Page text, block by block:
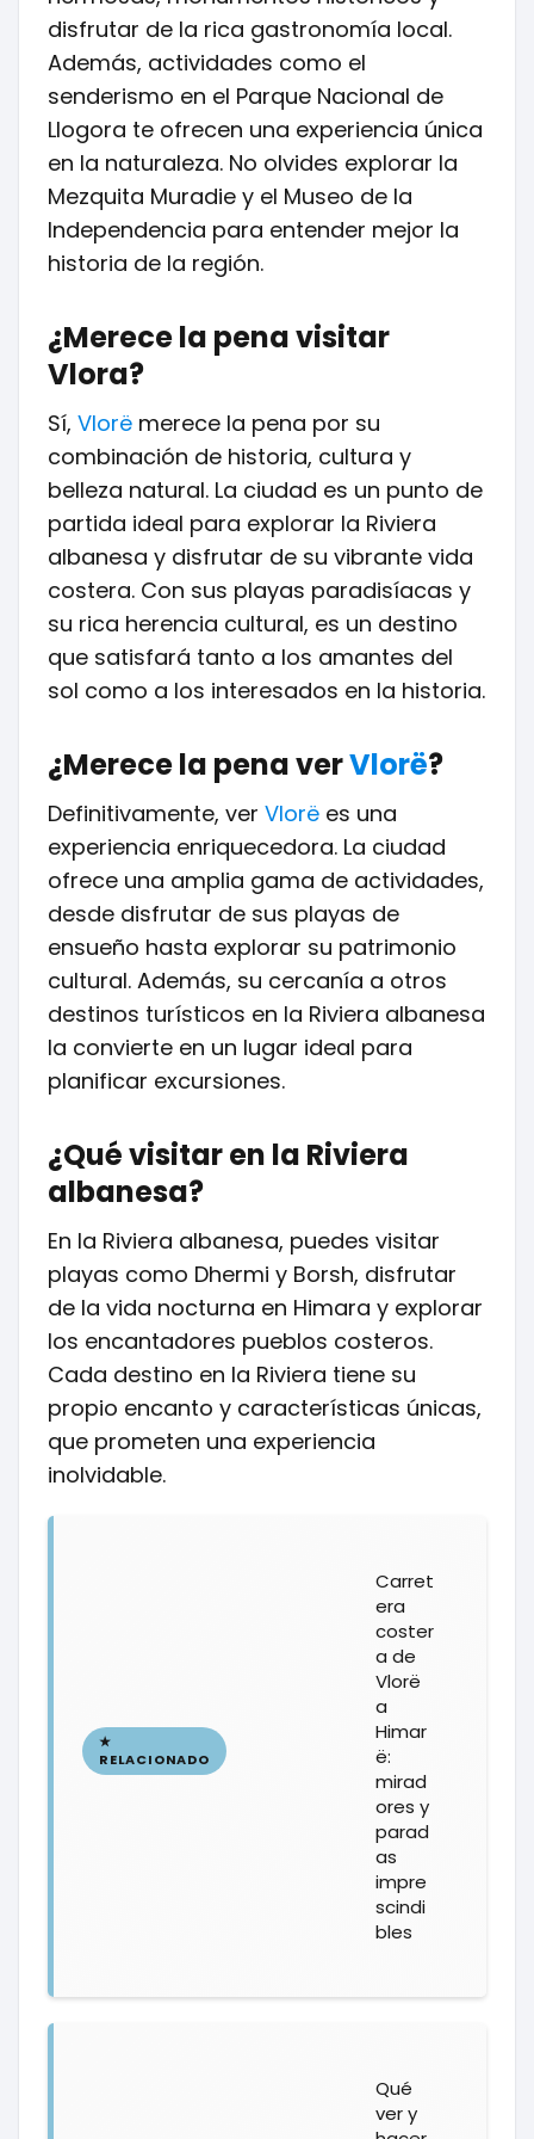
disfrutar de la rica gastronomía local.
Además, actividades como el
senderismo en el Parque Nacional de
Llogora te ofrecen una experiencia única
en la naturaleza. No olvides explorar la
Mezquita Muradie y el Museo de la
Independencia para entender mejor la
historia de la región.
¿Merece la pena visitar
Vlora?
Sí, Vlorë merece la pena por su
combinación de historia, cultura y
belleza natural. La ciudad es un punto de
partida ideal para explorar la Riviera
albanesa y disfrutar de su vibrante vida
costera. Con sus playas paradisíacas y
su rica herencia cultural, es un destino
que satisfará tanto a los amantes del
sol como a los interesados en la historia.
¿Merece la pena verVlorë?
Definitivamente, ver Vlorë es una
experiencia enriquecedora. La ciudad
ofrece una amplia gama de actividades,
desde disfrutar de sus playas de
ensueño hasta explorar su patrimonio
cultural. Además, su cercanía a otros
destinos turísticos en la Riviera albanesa
la convierte en un lugar ideal para
planificar excursiones.
¿Qué visitar en la Riviera
albanesa?
En la Riviera albanesa, puedes visitar
playas como Dhermi y Borsh, disfrutar
de la vida nocturna en Himara y explorar
los encantadores pueblos costeros.
Cada destino en la Riviera tiene su
propio encanto y características únicas,
que prometen una experiencia
inolvidable.
Carret
era
coster
a de
Vlorë
a
Himar
ë:
mirad
ores y
parad
as
impre
scindi
bles
Qué
ver y